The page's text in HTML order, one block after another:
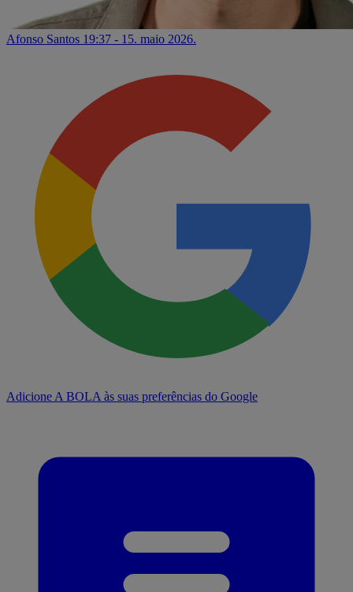
Afonso Santos 19:37 - 15. maio 2026.
Adicione A BOLA às suas preferências do Google